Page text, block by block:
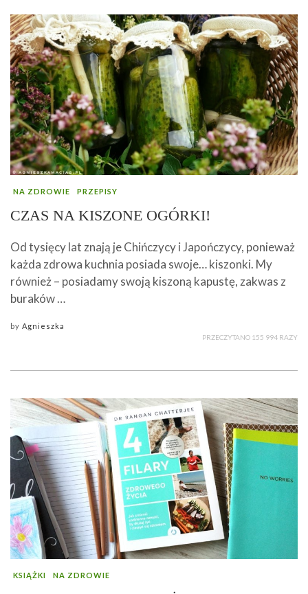
NA ZDROWIE PRZEPISY
CZAS NA KISZONE OGÓRKI!
Od tysięcy lat znają je Chińczycy i Japończycy, ponieważ
każda zdrowa kuchnia posiada swoje… kiszonki. My
również – posiadamy swoją kiszoną kapustę, zakwas z
buraków …
by Agnieszka
PRZECZYTANO 155 994 RAZY
KSIĄŻKI NA ZDROWIE